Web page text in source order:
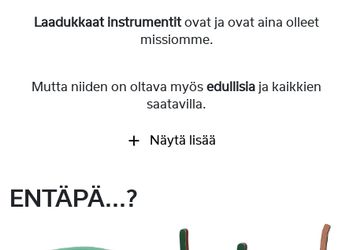
Laadukkaat instrumentitovat ja ovat aina olleet
missiomme.
Mutta niiden on oltava myös edullisia ja kaikkien
saatavilla.
Näytä lisää
ENTÄPÄ...?